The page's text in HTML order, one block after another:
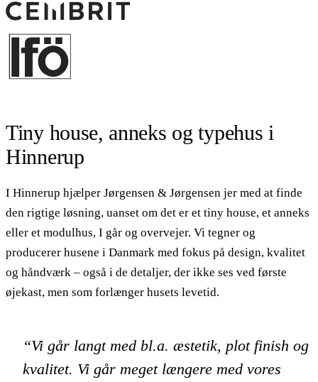
Tiny house, anneks og typehus i
Hinnerup
I Hinnerup hjælper Jørgensen & Jørgensen jer med at finde
den rigtige løsning, uanset om det er et tiny house, et anneks
eller et modulhus, I går og overvejer. Vi tegner og
producerer husene i Danmark med fokus på design, kvalitet
og håndværk – også i de detaljer, der ikke ses ved første
øjekast, men som forlænger husets levetid.
“Vi går langt med bl.a. æstetik, plot finish og
kvalitet. Vi går meget længere med vores